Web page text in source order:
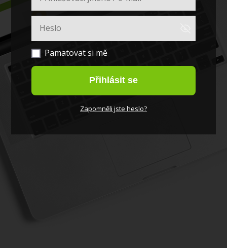
Pamatovat si mě
Přihlásit se
Zapomněli jste heslo?